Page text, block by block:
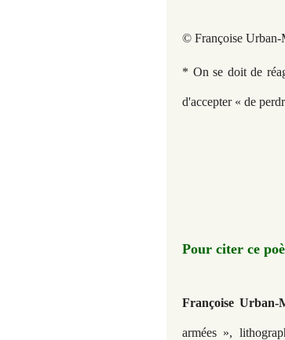
© Françoise Urban-
* On se doit de
d'accepter « de
Pour citer ce
Françoise Urban-
armées »,